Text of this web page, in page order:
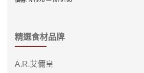
精選食材品牌
A.R.艾儞皇